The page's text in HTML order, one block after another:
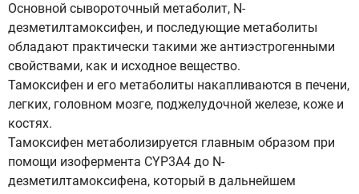
Основной сывороточный метаболит, N-
дезметилтамоксифен, и последующие метаболиты
обладают практически такими же антиэстрогенными
свойствами, как и исходное вещество.
Тамоксифен и его метаболиты накапливаются в печени,
легких, головном мозге, поджелудочной железе, коже и
костях.
Тамоксифен метаболизируется главным образом при
помощи изофермента CYP3A4 до N-
дезметилтамоксифена, который в дальнейшем